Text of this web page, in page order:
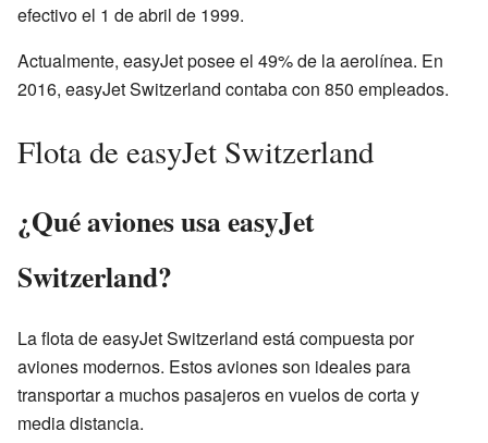
efectivo el 1 de abril de 1999.
Actualmente, easyJet posee el 49% de la aerolínea. En
2016, easyJet Switzerland contaba con 850 empleados.
Flota de easyJet Switzerland
¿Qué aviones usa easyJet
Switzerland?
La flota de easyJet Switzerland está compuesta por
aviones modernos. Estos aviones son ideales para
transportar a muchos pasajeros en vuelos de corta y
media distancia.